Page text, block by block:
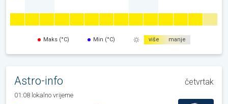
Maks (°C) Min (°C) više manje
Astro-info četvrtak
01:08 lokalno vrijeme